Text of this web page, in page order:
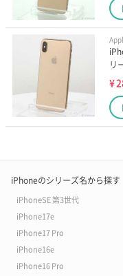
リ
¥
iPhoneのシリーズ名から探す
iPhoneSE 第3世代
iPhone17e
iPhone17 Pro
iPhone16e
iPhone16 Pro